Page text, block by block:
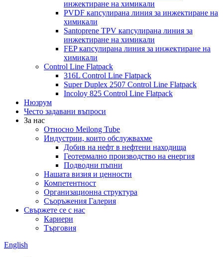
инжектиране на химикали
PVDF капсулирана линия за инжектиране на
химикали
Santoprene TPV капсулирана линия за
инжектиране на химикали
FEP капсулирана линия за инжектиране на
химикали
Control Line Flatpack
316L Control Line Flatpack
Super Duplex 2507 Control Line Flatpack
Incoloy 825 Control Line Flatpack
Нюзрум
Често задавани въпроси
За нас
Относно Meilong Tube
Индустрии, които обслужвахме
Добив на нефт в нефтени находища
Геотермално производство на енергия
Подводни пъпни
Нашата визия и ценности
Компетентност
Организационна структура
Съоръжения Галерия
Свържете се с нас
Кариери
Търговия
English